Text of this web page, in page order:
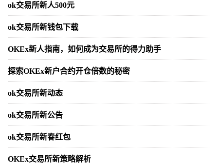
ok交易所新人500元
ok交易所新钱包下载
OKEx新人指南，如何成为交易所的得力助手
探索OKEx新户合约开仓倍数的秘密
ok交易所新动态
ok交易所新公告
ok交易所新春红包
OKEx交易所新策略解析